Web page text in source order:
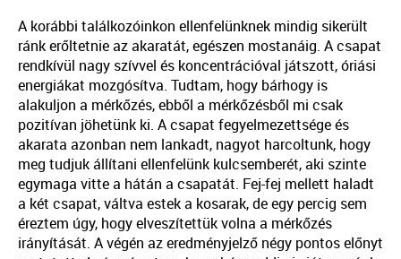
A korábbi találkozóinkon ellenfelünknek mindig sikerült
ránk erőltetnie az akaratát, egészen mostanáig. A csapat
rendkívül nagy szívvel és koncentrációval játszott, óriási
energiákat mozgósítva. Tudtam, hogy bárhogy is
alakuljon a mérkőzés, ebből a mérkőzésből mi csak
pozitívan jöhetünk ki. A csapat fegyelmezettsége és
akarata azonban nem lankadt, nagyot harcoltunk, hogy
meg tudjuk állítani ellenfelünk kulcsemberét, aki szinte
egymaga vitte a hátán a csapatát. Fej-fej mellett haladt
a két csapat, váltva estek a kosarak, de egy percig sem
éreztem úgy, hogy elveszítettük volna a mérkőzés
irányítását. A végén az eredményjelző négy pontos előnyt